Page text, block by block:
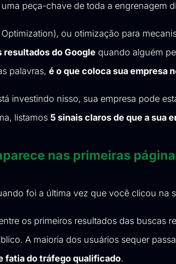
peça-chave de toda a engrenagem
Optimization), ou otimização para
resultados do Google quando alguém
palavras, é o que coloca sua empresa
investindo nisso, sua empresa pode
listamos 5 sinais claros de que a sua
nas primeiras
foi a última vez que você clicou na
os primeiros resultados das buscas
A maioria dos usuários sequer
fatia do tráfego qualificado.